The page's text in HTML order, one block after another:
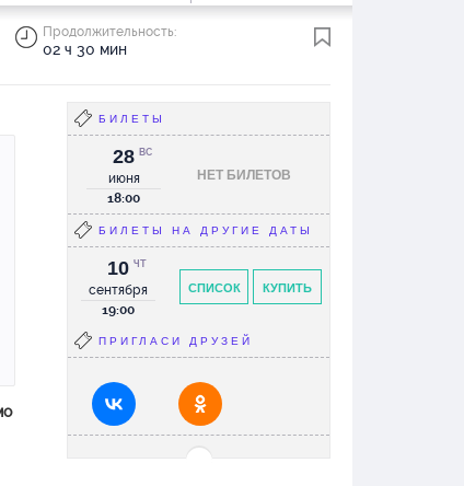
Продолжительность:
02 ч 30 мин
БИЛЕТЫ
НЕТ БИЛЕТОВ
28
июня
ВС
18:00
БИЛЕТЫ НА ДРУГИЕ ДАТЫ
КУПИТЬ
СПИСОК
10
сентября
ЧТ
19:00
ПРИГЛАСИ ДРУЗЕЙ